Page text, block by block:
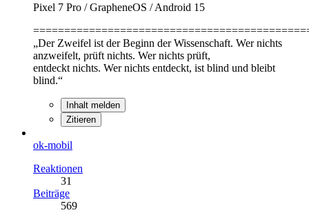
Pixel 7 Pro / GrapheneOS / Android 15
„Der Zweifel ist der Beginn der Wissenschaft. Wer nichts
anzweifelt, prüft nichts. Wer nichts prüft,
entdeckt nichts. Wer nichts entdeckt, ist blind und bleibt
blind.“
Inhalt melden
Zitieren
ok-mobil
Reaktionen
31
Beiträge
569